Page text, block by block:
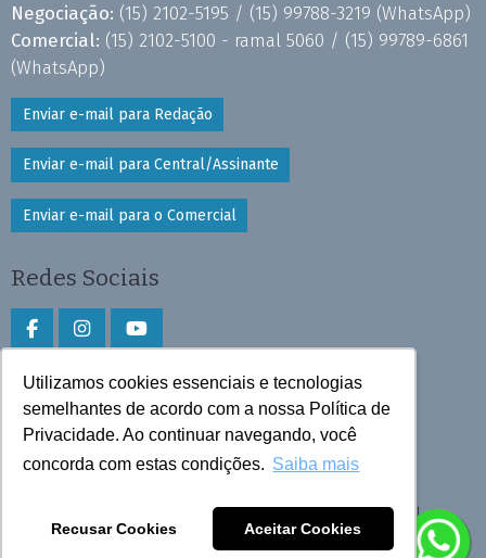
Utilizamos cookies essenciais e tecnologias
semelhantes de acordo com a nossa Política de
Privacidade. Ao continuar navegando, você
concorda com estas condições. Saiba mais
Recusar Cookies Aceitar Cookies
Negociação: (15) 2102-5195 / (15) 99788-3219 (WhatsApp)
Comercial: (15) 2102-5100 - ramal 5060 / (15) 99789-6861
(WhatsApp)
Enviar e-mail para Redação
Enviar e-mail para Central/Assinante
Enviar e-mail para o Comercial
Redes Sociais
Faça download do aplicativo
Play Store e App Store
Todos os direitos reservados © 2026 Cruzeiro do Sul